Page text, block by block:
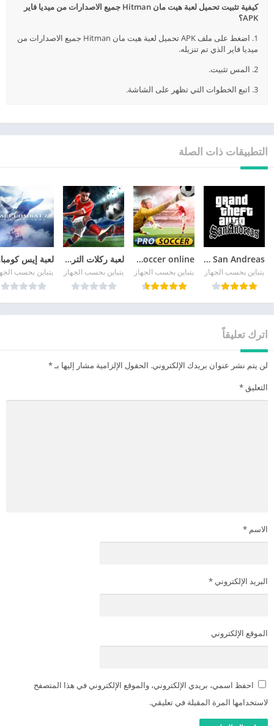
كيفية تثبيت تحميل لعبة هيت مان Hitman جميع الاصدارات من ميديا فاير
APK؟
1. اضغط على ملف APK تحميل لعبة هيت مان Hitman جميع الاصدارات من
ميديا فاير الذي تم تنزيله.
2. المس تثبيت.
3. اتبع الخطوات التي تظهر على الشاشة.
التطبيقات ذات الصلة
GTA San Andreas
يتباين بحسب الجهاز
pro soccer online مهكرة
يتباين بحسب الجهاز
لعبة ركلات الترجيح
يتباين بحسب الجهاز يتباين بحسب
اترك تعليقاً
لن يتم نشر عنوان بريدك الإلكتروني. الحقول الإلزامية مشار إليها بـ*
التعليق *
الاسم *
البريد الإلكتروني *
الموقع الإلكتروني
احفظ اسمي، بريدي الإلكتروني، والموقع الإلكتروني في هذا المتصفح
لاستخدامها المرة المقبلة في تعليقي.